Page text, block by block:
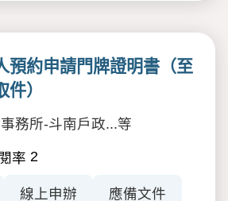
預約申請門牌證明書（至
）
務所-斗南戶政...等
率 2
線上申辦 應備文件